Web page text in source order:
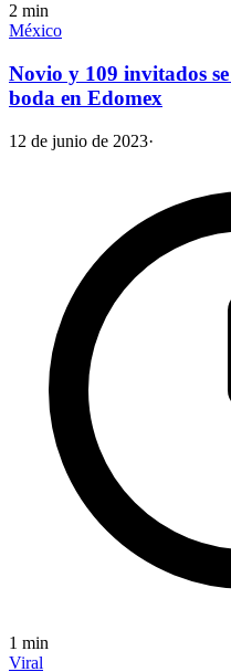
2 min
México
Novio y 109 invitados
boda en Edomex
12 de junio de 2023·
1 min
Viral